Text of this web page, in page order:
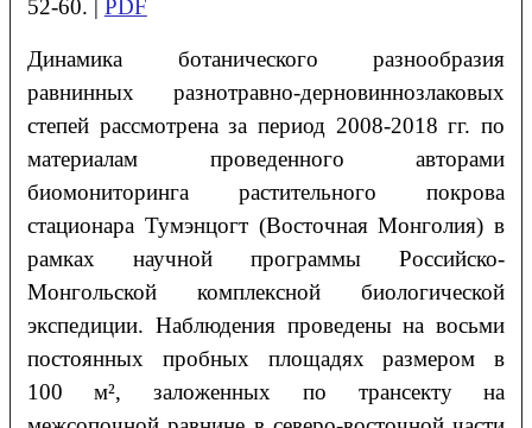
52-60. | PDF
Динамика ботанического разнообразия
равнинных разнотравно-дерновиннозлаковых
степей рассмотрена за период 2008-2018 гг. по
материалам проведенного авторами
биомониторинга растительного покрова
стационара Тумэнцогт (Восточная Монголия) в
рамках научной программы Российско-
Монгольской комплексной биологической
экспедиции. Наблюдения проведены на восьми
постоянных пробных площадях размером в
100 м², заложенных по трансекту на